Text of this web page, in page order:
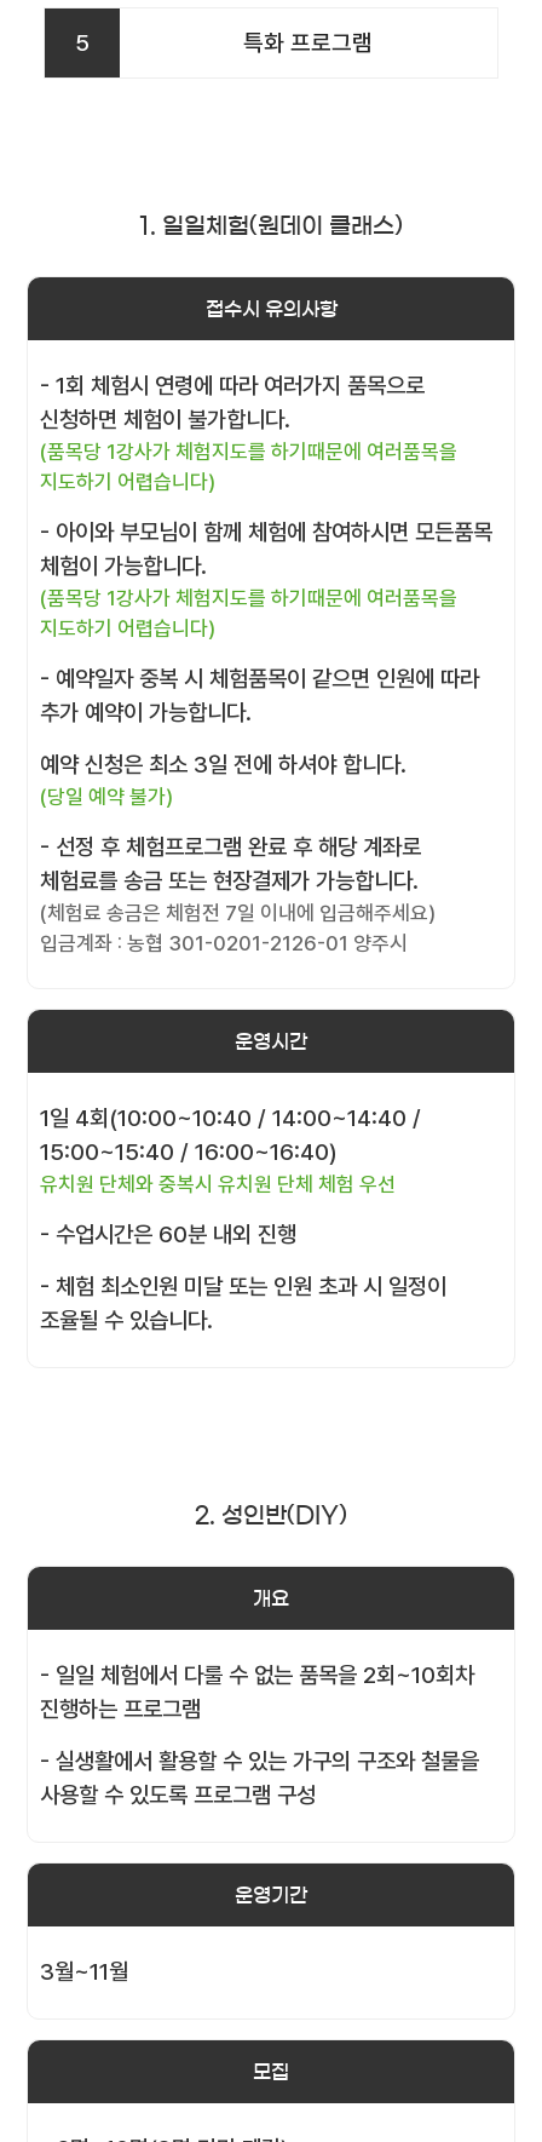
5 특화 프로그램
1. 일일체험(원데이 클래스)
접수시 유의사항
- 1회 체험시 연령에 따라 여러가지 품목으로
신청하면 체험이 불가합니다.
(품목당 1강사가 체험지도를 하기때문에 여러품목을
지도하기 어렵습니다)
- 아이와 부모님이 함께 체험에 참여하시면 모든품목
체험이 가능합니다.
(품목당 1강사가 체험지도를 하기때문에 여러품목을
지도하기 어렵습니다)
- 예약일자 중복 시 체험품목이 같으면 인원에 따라
추가 예약이 가능합니다.
예약 신청은 최소 3일 전에 하셔야 합니다.
(당일 예약 불가)
- 선정 후 체험프로그램 완료 후 해당 계좌로
체험료를 송금 또는 현장결제가 가능합니다.
(체험료 송금은 체험전 7일 이내에 입금해주세요)
입금계좌 : 농협 301-0201-2126-01 양주시
운영시간
1일 4회(10:00~10:40 / 14:00~14:40 /
15:00~15:40 / 16:00~16:40)
유치원 단체와 중복시 유치원 단체 체험 우선
- 수업시간은 60분 내외 진행
- 체험 최소인원 미달 또는 인원 초과 시 일정이
조율될 수 있습니다.
2. 성인반(DIY)
개요
- 일일 체험에서 다룰 수 없는 품목을 2회~10회차
진행하는 프로그램
- 실생활에서 활용할 수 있는 가구의 구조와 철물을
사용할 수 있도록 프로그램 구성
운영기간
3월~11월
모집